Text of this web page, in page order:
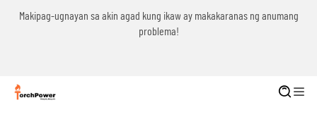
Makipag-ugnayan sa akin agad kung ikaw ay makakaranas ng anumang
problema!